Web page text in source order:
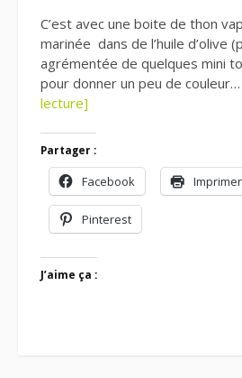
C’est avec une boite de thon
marinée dans de l’huile d’olive
agrémentée de quelques mini
pour donner un peu de couleur…
lecture]
Partager :
Facebook Imprimer
Pinterest
J’aime ça :